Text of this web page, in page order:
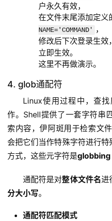
户永久有效，
在文件末尾添加定义
NAME='COMMAND'
，
修改后下次登录生效
立即生效。
这里不再做演示。
4. glob通配符
Linux使用过程中，查
作。Shell提供了一套字符串
索内容，伊阿斑用于检索文
会把它们当作特殊字符进行
方式，这些元字符是globbing
通配符是对整体文件名进
分大小写。
通配符匹配模式